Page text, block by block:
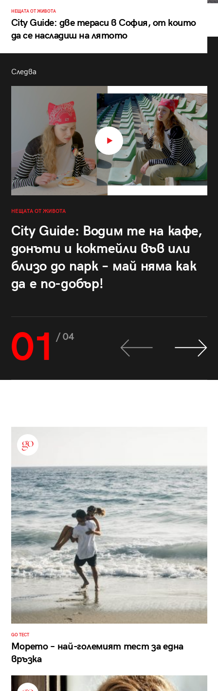
НЕЩАТА ОТ ЖИВОТА
City Guide: две тераси в София, от които
да се насладиш на лятото
Следва
НЕЩАТА ОТ ЖИВОТА
City Guide: Водим те на кафе,
донъти и коктейли във или
близо до парк – май няма как
да е по-добър!
01 / 04
GO ТЕСТ
Морето – най-големият тест за една
връзка